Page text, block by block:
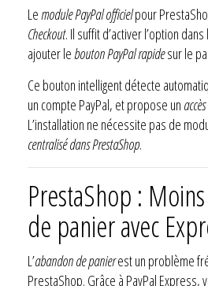
Le module PayPal officielpour
Checkout. Il suffit d’activer l’option
ajouter le bouton PayPal rapidesur le
Ce bouton intelligent détecte
un compte PayPal, et propose un
L’installation ne nécessite pas de
centralisé dans PrestaShop.
PrestaShop :
de panier avec
L’abandon de panierest un problème
PrestaShop. Grâce à PayPal Express,